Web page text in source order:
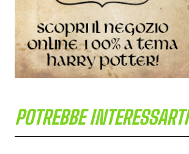
POTREBBE INTERESSARTI